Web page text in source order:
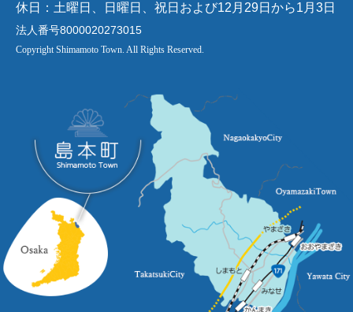
休日：土曜日、日曜日、祝日および12月29日から1月3日
法人番号8000020273015
Copyright Shimamoto Town. All Rights Reserved.